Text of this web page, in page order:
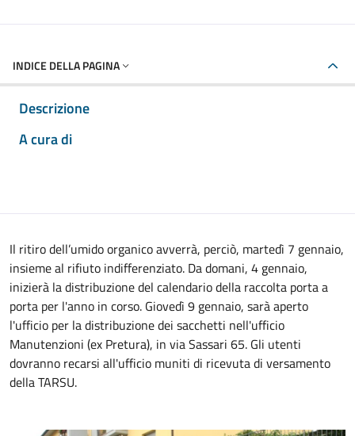
INDICE DELLA PAGINA
Descrizione
A cura di
Il ritiro dell’umido organico avverrà, perciò, martedì 7 gennaio,
insieme al rifiuto indifferenziato. Da domani, 4 gennaio,
inizierà la distribuzione del calendario della raccolta porta a
porta per l'anno in corso. Giovedì 9 gennaio, sarà aperto
l'ufficio per la distribuzione dei sacchetti nell'ufficio
Manutenzioni (ex Pretura), in via Sassari 65. Gli utenti
dovranno recarsi all'ufficio muniti di ricevuta di versamento
della TARSU.